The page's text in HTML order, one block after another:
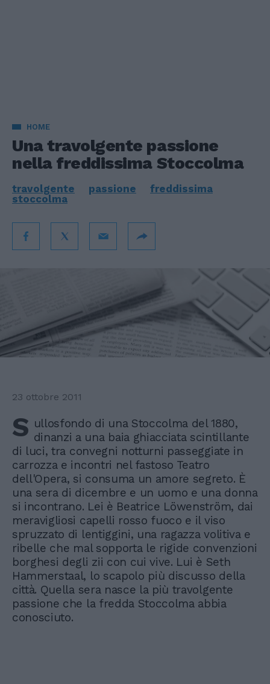
HOME
Una travolgente passione
nella freddissima Stoccolma
travolgente passione
freddissima
stoccolma
23 ottobre 2011
S ullosfondo di una Stoccolma del 1880,
dinanzi a una baia ghiacciata scintillante
di luci, tra convegni notturni passeggiate in
carrozza e incontri nel fastoso Teatro
dell'Opera, si consuma un amore segreto. È
una sera di dicembre e un uomo e una donna
si incontrano. Lei è Beatrice Löwenström, dai
meravigliosi capelli rosso fuoco e il viso
spruzzato di lentiggini, una ragazza volitiva e
ribelle che mal sopporta le rigide convenzioni
borghesi degli zii con cui vive. Lui è Seth
Hammerstaal, lo scapolo più discusso della
città. Quella sera nasce la più travolgente
passione che la fredda Stoccolma abbia
conosciuto.